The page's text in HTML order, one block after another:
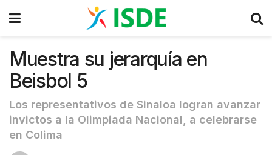
Muestra su jerarquía en
Beisbol 5
Los representativos de Sinaloa logran avanzar
invictos a la Olimpiada Nacional, a celebrarse
en Colima